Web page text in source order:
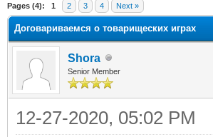
Pages (4): 1 2 3 4 Next »
Договариваемся о товарищеских играх
Shora
Senior Member
12-27-2020, 05:02 PM